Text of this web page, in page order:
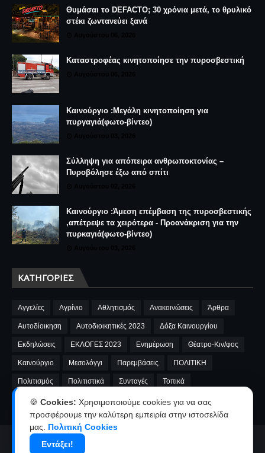
Θυμάσαι το DEFACTO; 30 χρόνια μετά, το θρυλικό
στέκι ζωντανεύει ξανά
Καταστροφέας κινητοποίησε την πυροσβεστική
Καινούργιο :Μεγάλη κινητοποίηση για
πυργαγιά(φωτο-βίντεο)
Σύλληψη για απόπειρα ανθρωποκτονίας –
Πυροβόλησε έξω από σπίτι
Καινούργιο :Άμεση επέμβαση της πυροσβεστικής
,απέτρεψε τα χειρότερα - Προανάκριση για την
πυρκαγιά(φωτο-βίντεο)
ΚΑΤΗΓΟΡΊΕΣ
Αγγελίες Αγρίνιο Αθλητισμός Ανακοινώσεις Άρθρα
Αυτοδίοικηση Αυτοδιοικητικές 2023 Δόξα Καινουργίου
Εκδηλώσεις ΕΚΛΟΓΕΣ 2023 Ενημέρωση Θέατρο-Κιν/φος
Καινούργιο Μεσολόγγι Παρεμβάσεις ΠΟΛΙΤΙΚΗ
Πολιτισμός Πολιτιστικά Συνταγές Τοπικά
A.E.Καινουργίου cinema Fnews market video
Αρχική Ταυτότητα
🍪 Cookies: Χρησιμοποιούμε cookies για να σας
προσφέρουμε την καλύτερη εμπειρία στην ιστοσελίδα
μας. Πολιτική Cookies
Εντάξει!